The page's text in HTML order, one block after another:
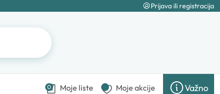
Prijava ili registracija
0 Moje liste Moje akcije Važno